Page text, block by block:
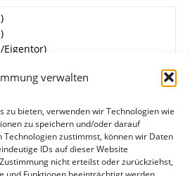
verwalten
zu bieten, verwenden wir Technologien wie
zu speichern und/oder darauf
Technologien zustimmst, können wir Daten
IDs auf dieser Website
nicht erteilst oder zurückziehst,
Eigentor)
(86. Siebert), Bozkaya, Augustin,
Völkl, Levent (79.